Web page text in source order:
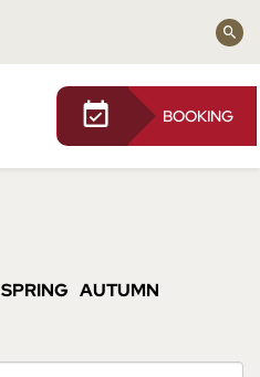
principale
BOOKING
SPRING AUTUMN